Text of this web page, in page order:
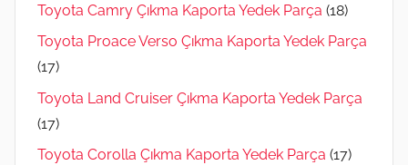
Toyota Camry Çıkma Kaporta Yedek Parça (18)
Toyota Proace Verso Çıkma Kaporta Yedek Parça
(17)
Toyota Land Cruiser Çıkma Kaporta Yedek Parça
(17)
Toyota Corolla Çıkma Kaporta Yedek Parça (17)